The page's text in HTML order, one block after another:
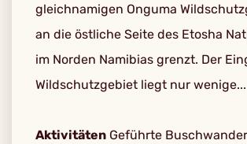
gleichnamigen Onguma
an die östliche Seite des Etosha
im Norden Namibias grenzt. Der
Wildschutzgebiet liegt nur wenige...
Aktivitäten Geführte